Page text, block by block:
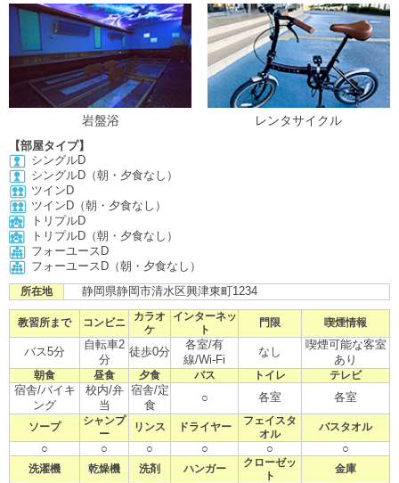
岩盤浴 レンタサイクル
【部屋タイプ】
シングルD
シングルD（朝・夕食なし）
ツインD
ツインD（朝・夕食なし）
トリプルD
トリプルD（朝・夕食なし）
フォーユースD
フォーユースD（朝・夕食なし）
所在地 静岡県静岡市清水区興津東町1234
教習所まで コンビニ
カラオ
ケ
インターネッ
ト
門限 喫煙情報
バス5分
自転車2
分
徒歩0分
各室/有
線/Wi-Fi
なし
喫煙可能な客室
あり
朝食 昼食 夕食 バス トイレ テレビ
宿舎/バイキ
ング
校内/弁
当
宿舎/定
食
○ 各室 各室
ソープ
シャンプ
ー
リンス ドライヤー
フェイスタ
オル
バスタオル
○ ○ ○ ○ ○ ○
洗濯機 乾燥機 洗剤 ハンガー
クローゼッ
ト
金庫